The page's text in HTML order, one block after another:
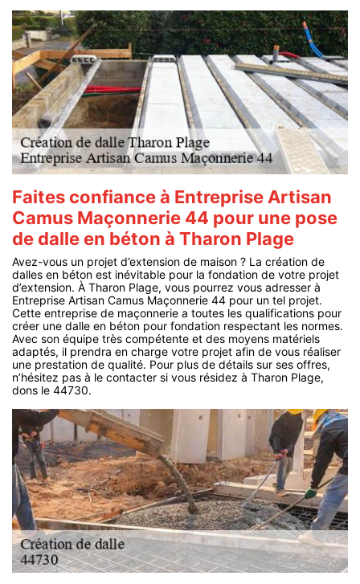
Faites confiance à Entreprise Artisan
Camus Maçonnerie 44 pour une pose
de dalle en béton à Tharon Plage
Avez-vous un projet d’extension de maison ? La création de
dalles en béton est inévitable pour la fondation de votre projet
d’extension. À Tharon Plage, vous pourrez vous adresser à
Entreprise Artisan Camus Maçonnerie 44 pour un tel projet.
Cette entreprise de maçonnerie a toutes les qualifications pour
créer une dalle en béton pour fondation respectant les normes.
Avec son équipe très compétente et des moyens matériels
adaptés, il prendra en charge votre projet afin de vous réaliser
une prestation de qualité. Pour plus de détails sur ses offres,
n’hésitez pas à le contacter si vous résidez à Tharon Plage,
dons le 44730.